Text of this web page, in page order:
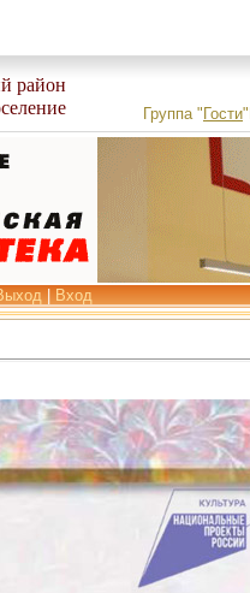
район
Группа" Гости"
|Вход